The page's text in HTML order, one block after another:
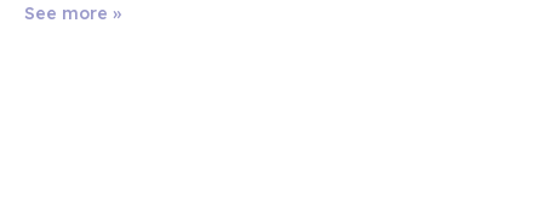
See more »